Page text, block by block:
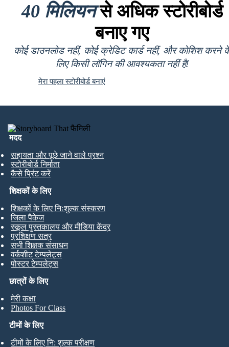
40 मिलियनसे अधिक स्टोरीबोर्ड
बनाए गए
कोई डाउनलोड नहीं, कोई क्रेडिट कार्ड नहीं, और कोशिश करने
लिए किसी लॉगिन की आवश्यकता नहीं है!
मेरा पहला स्टोरीबोर्ड बनाएं
मदद
सहायता और पूछे जाने वाले प्रश्न
स्टोरीबोर्ड निर्माता
कैसे प्रिंट करें
छात्रों के लिए
मेरी कक्षा
Photos For Class
शिक्षकों के लिए
शिक्षकों के लिए निःशुल्क संस्करण
जिला पैकेज
स्कूल पुस्तकालय और मीडिया केंद्र
प्रशिक्षण सत्र
सभी शिक्षक संसाधन
वर्कशीट टेम्पलेट्स
पोस्टर टेम्पलेट्स
टीमों के लिए
टीमों के लिए नि: शुल्क परीक्षण